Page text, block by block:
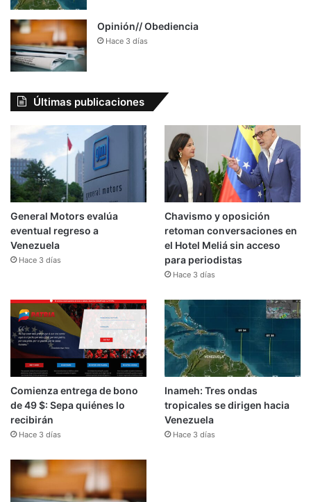
Opinión// Obediencia
Hace 3 días
Últimas publicaciones
General Motors evalúa
eventual regreso a
Venezuela
Hace 3 días
Chavismo y oposición
retoman conversaciones en
el Hotel Meliá sin acceso
para periodistas
Hace 3 días
Comienza entrega de bono
de 49 $: Sepa quiénes lo
recibirán
Hace 3 días
Inameh: Tres ondas
tropicales se dirigen hacia
Venezuela
Hace 3 días